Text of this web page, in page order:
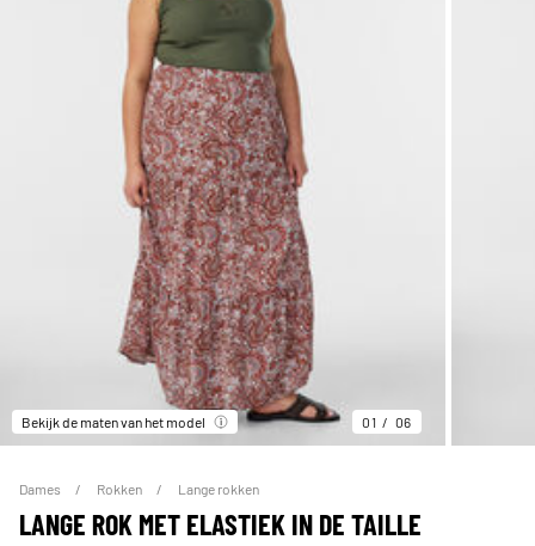
Bekijk de maten van het model 01 06
Dames Rokken Lange rokken
LANGE ROK MET ELASTIEK IN DE TAILLE